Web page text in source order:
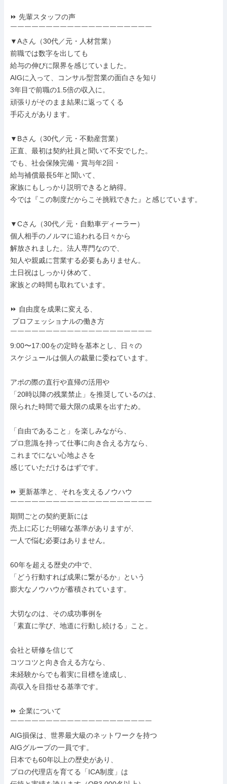
⏩ 先輩スタッフの声
￣￣￣￣￣￣￣￣￣￣￣￣￣￣￣￣￣￣￣￣
▼Aさん（30代／元・人材営業）
前職では数字を出しても
給与の伸びに限界を感じていました。
AIGに入って、コンサル型営業の面白さを知り
3年目で前職の1.5倍の収入に。
頑張りがそのまま結果に返ってくる
手応えがあります。
▼Bさん（30代／元・不動産営業）
正直、最初は契約社員と聞いて不安でした。
でも、社会保険完備・賞与年2回・
給与補償最長5年と聞いて、
家族にもしっかり説明できると納得。
今では『この制度だからこそ挑戦できた』と感じています。
▼Cさん（30代／元・自動車ディーラー）
個人相手のノルマに追われる日々から
解放されました。法人専門なので、
知人や親戚に営業する必要もありません。
土日祝はしっかり休めて、
家族との時間も取れています。
⏩ 自由度を成果に変える、
￣￣￣￣￣￣￣￣￣￣￣￣￣￣￣￣￣￣￣￣
9:00〜17:00をの定時を基本とし、日々の
スケジュールは個人の裁量に委ねています。
アポの際の直行や直帰の活用や
「20時以降の残業禁止」を推奨しているのは、
限られた時間で最大限の成果を出すため。
「自由であること」を楽しみながら、
プロ意識を持って仕事に向き合える方なら、
これまでにない心地よさを
感じていただけるはずです。
⏩ 更新基準と、それを支えるノウハウ
￣￣￣￣￣￣￣￣￣￣￣￣￣￣￣￣￣￣￣￣
期間ごとの契約更新には
売上に応じた明確な基準がありますが、
一人で悩む必要はありません。
60年を超える歴史の中で、
「どう行動すれば成果に繋がるか」という
膨大なノウハウが蓄積されています。
大切なのは、その成功事例を
「素直に学び、地道に行動し続ける」こと。
会社と研修を信じて
コツコツと向き合える方なら、
未経験からでも着実に目標を達成し、
高収入を目指せる基準です。
⏩ 企業について
￣￣￣￣￣￣￣￣￣￣￣￣￣￣￣￣￣￣￣￣
AIG損保は、世界最大級のネットワークを持つ
AIGグループの一員です。
日本でも60年以上の歴史があり、
プロの代理店を育てる「ICA制度」は